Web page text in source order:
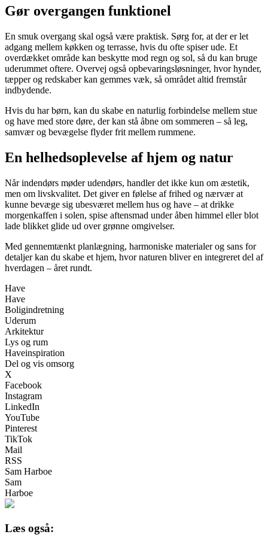
Gør overgangen funktionel
En smuk overgang skal også være praktisk. Sørg for, at der er let
adgang mellem køkken og terrasse, hvis du ofte spiser ude. Et
overdækket område kan beskytte mod regn og sol, så du kan bruge
uderummet oftere. Overvej også opbevaringsløsninger, hvor hynder,
tæpper og redskaber kan gemmes væk, så området altid fremstår
indbydende.
Hvis du har børn, kan du skabe en naturlig forbindelse mellem stue
og have med store døre, der kan stå åbne om sommeren – så leg,
samvær og bevægelse flyder frit mellem rummene.
En helhedsoplevelse af hjem og natur
Når indendørs møder udendørs, handler det ikke kun om æstetik,
men om livskvalitet. Det giver en følelse af frihed og nærvær at
kunne bevæge sig ubesværet mellem hus og have – at drikke
morgenkaffen i solen, spise aftensmad under åben himmel eller blot
lade blikket glide ud over grønne omgivelser.
Med gennemtænkt planlægning, harmoniske materialer og sans for
detaljer kan du skabe et hjem, hvor naturen bliver en integreret del af
hverdagen – året rundt.
Have
Have
Boligindretning
Uderum
Arkitektur
Lys og rum
Haveinspiration
Del og vis omsorg
X
Facebook
Instagram
LinkedIn
YouTube
Pinterest
TikTok
Mail
RSS
Sam Harboe
Sam
Harboe
Læs også: